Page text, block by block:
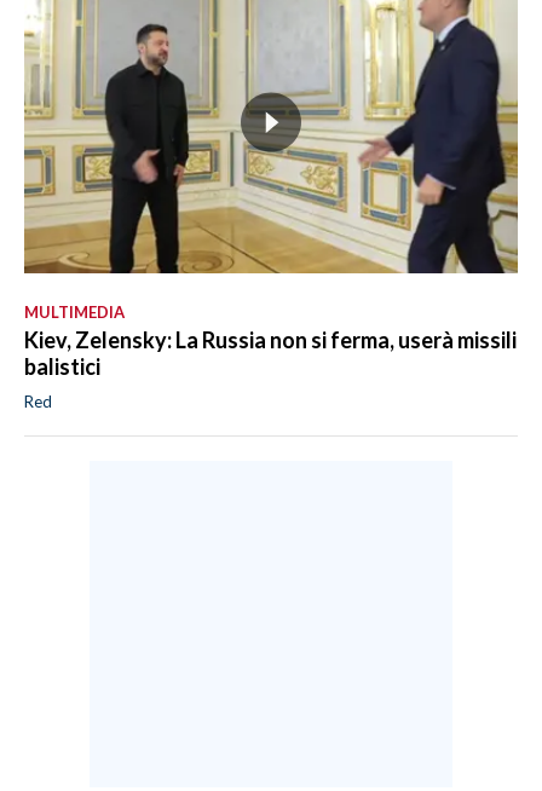
MULTIMEDIA
Kiev, Zelensky: La Russia non si ferma, userà missili
balistici
Red